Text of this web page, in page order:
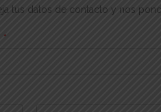
tus datos de contacto y nos
*